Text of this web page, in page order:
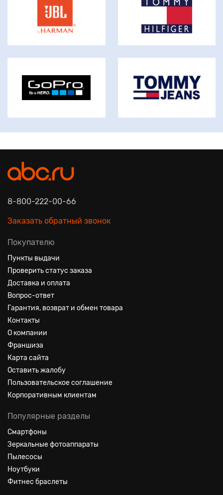
8-800-222-00-66
Заказать обратный звонок
Покупателю
Пункты выдачи
Проверить статус заказа
Доставка и оплата
Вопрос-ответ
Гарантия, возврат и обмен товара
Контакты
О компании
Франшиза
Карта сайта
Оставить жалобу
Пользовательское соглашение
Корпоративным клиентам
Популярные разделы
Смартфоны
Зеркальные фотоаппараты
Пылесосы
Ноутбуки
Фитнес браслеты